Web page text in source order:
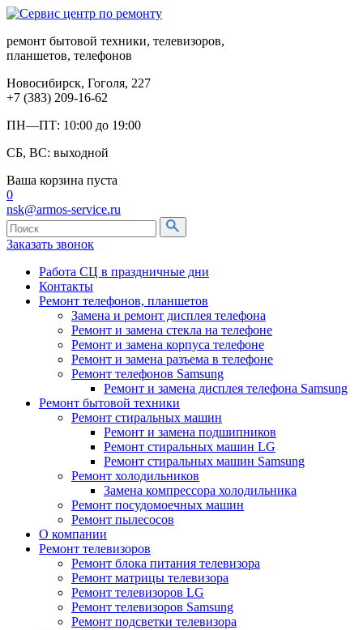
ремонт бытовой техники, телевизоров,
планшетов, телефонов
Новосибирск, Гоголя, 227
+7 (383) 209-16-62
ПН—ПТ: 10:00 до 19:00
СБ, ВС: выходной
Ваша корзина пуста
0
nsk@armos-service.ru
Заказать звонок
Работа СЦ в праздничные дни
Контакты
Ремонт телефонов, планшетов
Замена и ремонт дисплея телефона
Ремонт и замена стекла на телефоне
Ремонт и замена корпуса телефоне
Ремонт и замена разъема в телефоне
Ремонт телефонов Samsung
Ремонт и замена дисплея телефона Samsung
Ремонт бытовой техники
Ремонт стиральных машин
Ремонт и замена подшипников
Ремонт стиральных машин LG
Ремонт стиральных машин Samsung
Ремонт холодильников
Замена компрессора холодильника
Ремонт посудомоечных машин
Ремонт пылесосов
О компании
Ремонт телевизоров
Ремонт блока питания телевизора
Ремонт матрицы телевизора
Ремонт телевизоров LG
Ремонт телевизоров Samsung
Ремонт подсветки телевизора